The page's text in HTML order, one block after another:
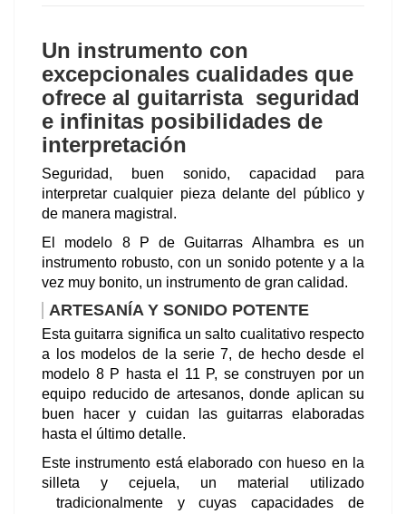
Un instrumento con
excepcionales cualidades que
ofrece al guitarrista seguridad
e infinitas posibilidades de
interpretación
Seguridad, buen sonido, capacidad para
interpretar cualquier pieza delante del público y
de manera magistral.
El modelo 8 P de Guitarras Alhambra es un
instrumento robusto, con un sonido potente y a la
vez muy bonito, un instrumento de gran calidad.
ARTESANÍA Y SONIDO POTENTE
Esta guitarra significa un salto cualitativo respecto
a los modelos de la serie 7, de hecho desde el
modelo 8 P hasta el 11 P, se construyen por un
equipo reducido de artesanos, donde aplican su
buen hacer y cuidan las guitarras elaboradas
hasta el último detalle.
Este instrumento está elaborado con hueso en la
silleta y cejuela, un material utilizado
tradicionalmente y cuyas capacidades de